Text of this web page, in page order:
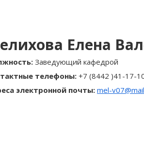
Елена
Заведующий кафедрой
телефоны: +7 (8442 )41-17-
электронной почты: mel-